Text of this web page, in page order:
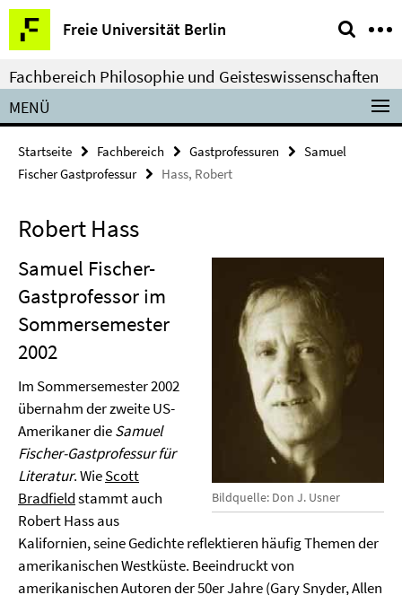
Springe
direkt
zu
Inhalt
Freie Universität Berlin
Service-
Navigation
Fachbereich Philosophie und Geisteswissenschaften
MENÜ
Startseite Fachbereich Gastprofessuren
Samuel
Fischer Gastprofessur
Hass, Robert
Robert Hass
Bildquelle: Don J. Usner
Samuel Fischer-
Gastprofessor im
Sommersemester
2002
Im Sommersemester 2002
übernahm der zweite US-
Amerikaner dieSamuel
Fischer-Gastprofessur für
Literatur. WieScott
Bradfieldstammt auch
Robert Hass aus
Kalifornien, seine Gedichte reflektieren häufig Themen der
amerikanischen Westküste. Beeindruckt von
amerikanischen Autoren der 50er Jahre (Gary Snyder, Allen